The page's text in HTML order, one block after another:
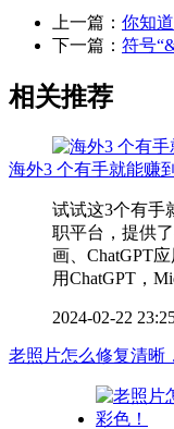
上一篇： 你知
下一篇： 符号
相关推荐
海外3 个有手就能赚
试试这3个有手
职平台，提供
画、ChatGPT
用ChatGPT，
2024-02-22
老照片怎么修复清晰